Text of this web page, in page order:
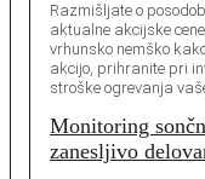
Razmišljate o
aktualne akcijske
vrhunsko nemško
akcijo, prihranite pri
stroške ogrevanja
Monitoring
zanesljivo